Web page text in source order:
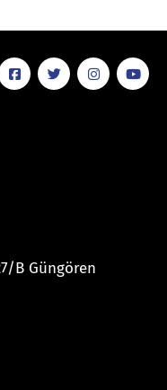
B Güngören